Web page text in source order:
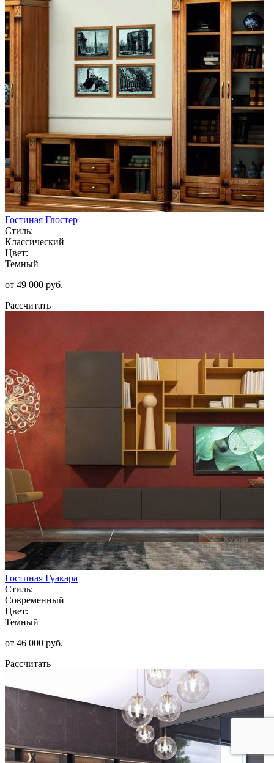
Гостиная Глостер
Стиль:
Классический
Цвет:
Темный
от 49 000 руб.
Рассчитать
Гостиная Гуакара
Стиль:
Современный
Цвет:
Темный
от 46 000 руб.
Рассчитать